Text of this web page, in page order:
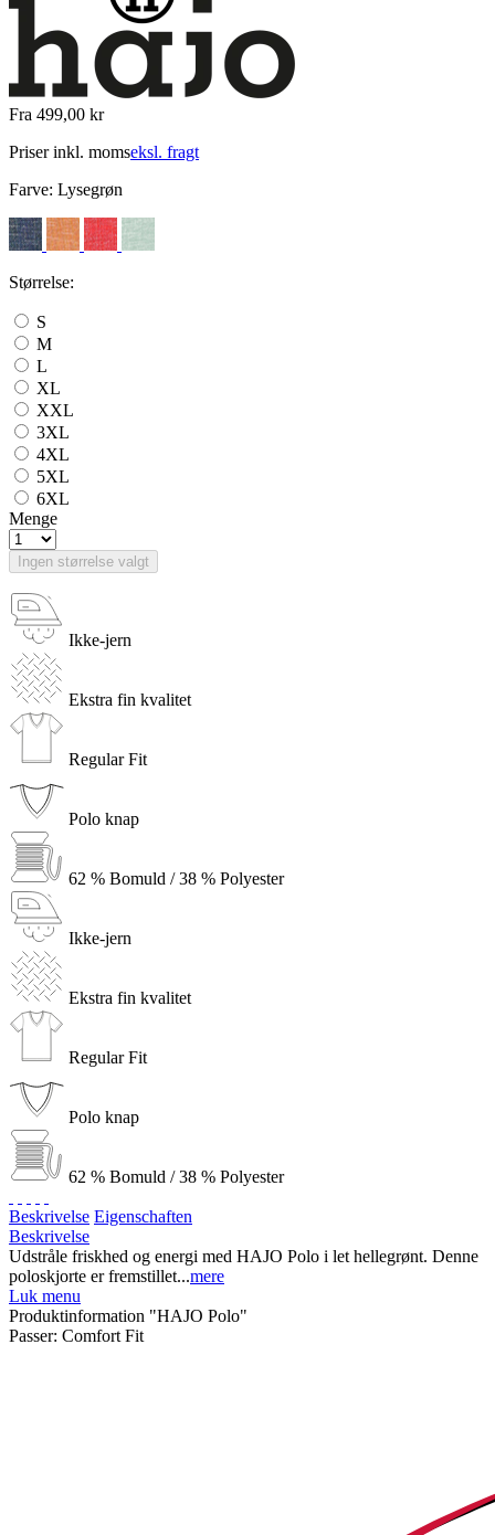
Fra 499,00 kr
Priser inkl. momseksl. fragt
Farve: Lysegrøn
Størrelse:
S
M
L
XL
XXL
3XL
4XL
5XL
6XL
Menge
Ingen størrelse valgt
Ikke-jern
Ekstra fin kvalitet
Regular Fit
Polo knap
62 % Bomuld / 38 % Polyester
Ikke-jern
Ekstra fin kvalitet
Regular Fit
Polo knap
62 % Bomuld / 38 % Polyester
Beskrivelse Eigenschaften
Beskrivelse
Udstråle friskhed og energi med HAJO Polo i let hellegrønt. Denne
poloskjorte er fremstillet...mere
Luk menu
Produktinformation "HAJO Polo"
Passer: Comfort Fit